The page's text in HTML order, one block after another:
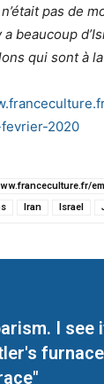
pas de
a beaucoup
qui sont à
2020
Iran Israel
I see